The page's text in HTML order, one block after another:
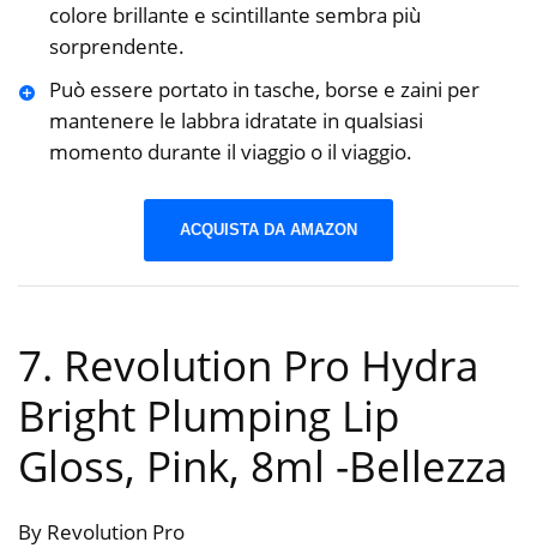
colore brillante e scintillante sembra più
sorprendente.
Può essere portato in tasche, borse e zaini per
mantenere le labbra idratate in qualsiasi
momento durante il viaggio o il viaggio.
ACQUISTA DA AMAZON
7. Revolution Pro Hydra
Bright Plumping Lip
Gloss, Pink, 8ml -Bellezza
By Revolution Pro